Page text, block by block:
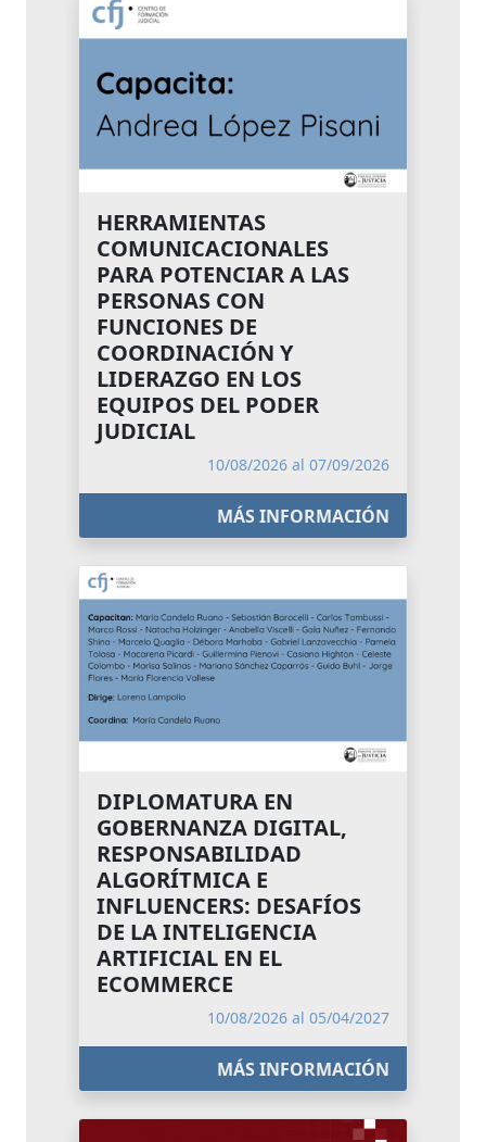
HERRAMIENTAS
COMUNICACIONALES
PARA POTENCIAR A LAS
PERSONAS CON
FUNCIONES DE
COORDINACIÓN Y
LIDERAZGO EN LOS
EQUIPOS DEL PODER
JUDICIAL
10/08/2026 al 07/09/2026
MÁS INFORMACIÓN
DIPLOMATURA EN
GOBERNANZA DIGITAL,
RESPONSABILIDAD
ALGORÍTMICA E
INFLUENCERS: DESAFÍOS
DE LA INTELIGENCIA
ARTIFICIAL EN EL
ECOMMERCE
10/08/2026 al 05/04/2027
MÁS INFORMACIÓN